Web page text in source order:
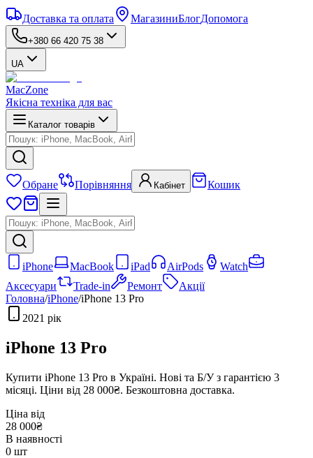
Доставка та оплата МагазиниБлогДопомога
+380 66 420 75 38
UA
MacZone
Якісна техніка для вас
Каталог товарів
Обране Порівняння Кабінет Кошик
iPhone MacBook iPad AirPods
Watch
Аксесуари
Trade-in Ремонт
Акції
Головна/iPhone/iPhone 13 Pro
2021 рік
iPhone 13 Pro
Купити iPhone 13 Pro в Україні. Нові та Б/У з гарантією 3
місяці. Ціни від 28 000₴. Безкоштовна доставка.
Ціна від
28 000₴
В наявності
0 шт